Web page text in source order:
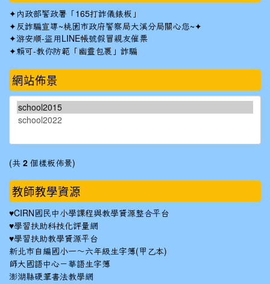
✦ 內政部警政署「165打詐儀錶板」
✦反詐騙宣導~桃園市政府警察局大溪分局關心您~✦
✦游安順-盜用LINE帳號假冒親友催票
✦賴可-教你防範「幽靈包裹」詐騙
網站佈景
(共 2 個樣板佈景)
教師教學資源
♥CIRN國民中小學課程與教學資源整合平台
♥學習扶助科技化評量網
♥學習扶助教學資源平台
新北市自編國小一～六年級生字簿(甲乙本)
師大國語中心－華語生字簿
澎湖縣硬筆書法教學網